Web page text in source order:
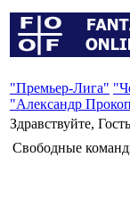
"Премьер-Лига"
"Александр
Здравствуйте,
Свободные